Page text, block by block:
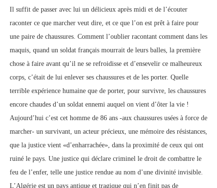
Il suffit de passer avec lui un délicieux après midi et de l’écouter
raconter ce que marcher veut dire, et ce que l’on est prêt à faire pour
une paire de chaussures. Comment l’oublier racontant comment dans les
maquis, quand un soldat français mourrait de leurs balles, la première
chose à faire avant qu’il ne se refroidisse et d’ensevelir ce malheureux
corps, c’était de lui enlever ses chaussures et de les porter. Quelle
terrible expérience humaine que de porter, pour survivre, les chaussures
encore chaudes d’un soldat ennemi auquel on vient d’ôter la vie !
Aujourd’hui c’est cet homme de 86 ans -aux chaussures usées à force de
marcher- un survivant, un acteur précieux, une mémoire des résistances,
que la justice vient «d’enharrachée», dans la proximité de ceux qui ont
ruiné le pays. Une justice qui déclare criminel le droit de combattre le
feu de l’enfer, telle une justice rendue au nom d’une divinité invisible.
L’Algérie est un pays antique et tragique qui n’en finit pas de